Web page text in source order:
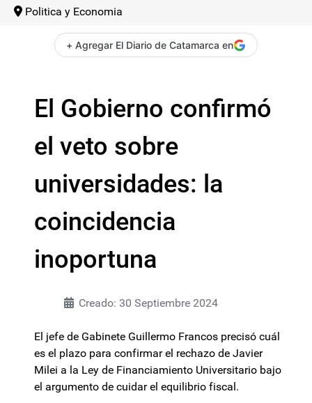
Politica y Economia
+ Agregar El Diario de Catamarca en
El Gobierno confirmó
el veto sobre
universidades: la
coincidencia
inoportuna
Creado: 30 Septiembre 2024
El jefe de Gabinete Guillermo Francos precisó cuál
es el plazo para confirmar el rechazo de Javier
Milei a la Ley de Financiamiento Universitario bajo
el argumento de cuidar el equilibrio fiscal.